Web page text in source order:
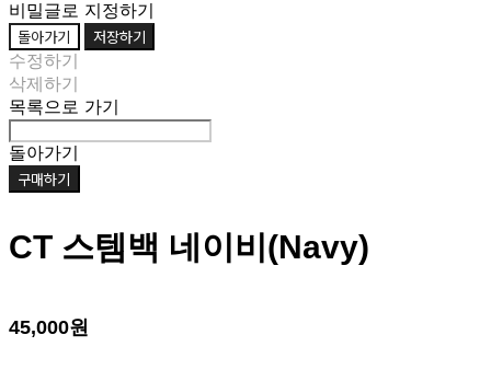
비밀글로 지정하기
돌아가기 저장하기
수정하기
삭제하기
목록으로 가기
돌아가기
구매하기
CT 스템백 네이비(Navy)
45,000원